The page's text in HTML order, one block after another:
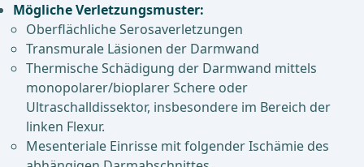
Mögliche Verletzungsmuster:
Oberflächliche Serosaverletzungen
Transmurale Läsionen der Darmwand
Thermische Schädigung der Darmwand mittels
monopolarer/bioplarer Schere oder
Ultraschalldissektor, insbesondere im Bereich der
linken Flexur.
Mesenteriale Einrisse mit folgender Ischämie des